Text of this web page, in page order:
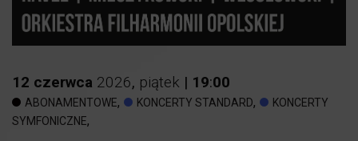
12 czerwca 2026, piątek | 19:00
ABONAMENTOWE, KONCERTY STANDARD,
KONCERTY
SYMFONICZNE,